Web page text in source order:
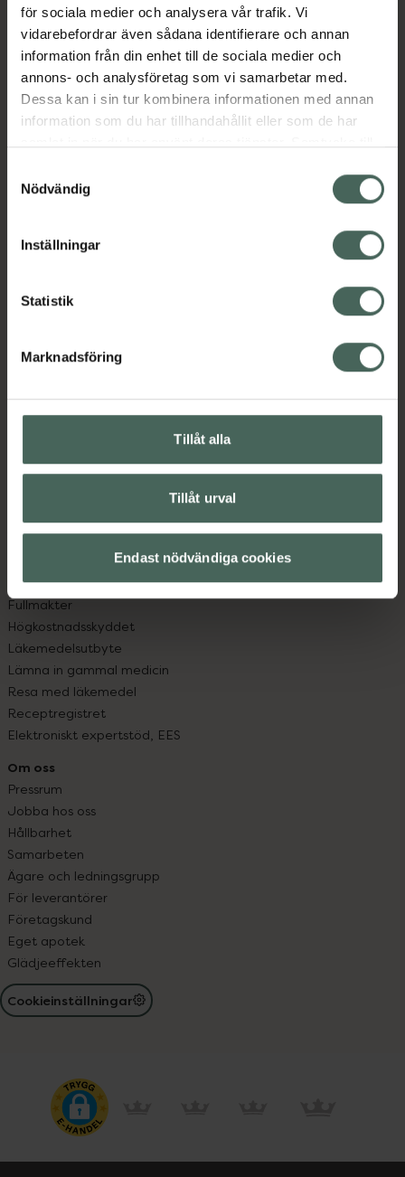
för sociala medier och analysera vår trafik. Vi
vidarebefordrar även sådana identifierare och annan
information från din enhet till de sociala medier och
annons- och analysföretag som vi samarbetar med.
Dessa kan i sin tur kombinera informationen med annan
information som du har tillhandahållit eller som de har
återkalla ditt samtycke via webbplatsens
cookieinställningar. Ett återkallat samtycke påverkar inte
lagligheten av behandling som skett innan återkallelsen.
Nödvändig
Inställningar
Statistik
Marknadsföring
Tillåt alla
Tillåt urval
Endast nödvändiga cookies
Beskrivning Dölj
EAN: 07350124339672
syd till Lappland i norr, och online i mobilen och på
datorn. Oavsett vem du är så är det vårt uppdrag att
hjälpa just dig att må lite bättre. Välkommen att prata
med oss.
Kundservice
Vanliga frågor
Hitta apotek
Leverans, betalning och retur
App
Om recept och läkemedel
Fullmakter
Högkostnadsskyddet
Läkemedelsutbyte
Lämna in gammal medicin
Resa med läkemedel
Receptregistret
Elektroniskt expertstöd, EES
Om oss
Pressrum
Jobba hos oss
Hållbarhet
Samarbeten
Ägare och ledningsgrupp
För leverantörer
Företagskund
Eget apotek
Glädjeeffekten
Cookieinställningar